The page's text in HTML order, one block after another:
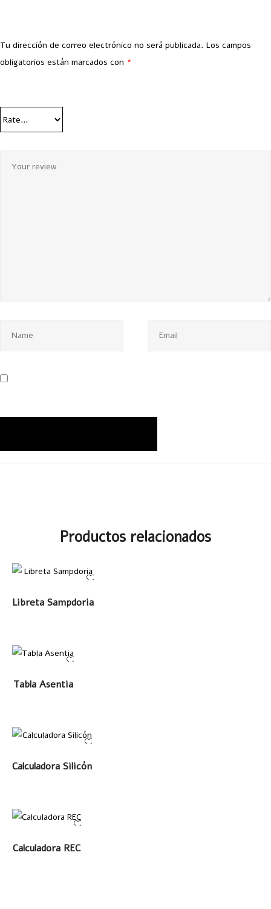
Tu dirección de correo electrónico no será publicada. Los campos
obligatorios están marcados con *
Productos relacionados
LEER MÁS
Libreta Sampdoria
LEER MÁS
Tabla Asentia
LEER MÁS
Calculadora Silicón
LEER MÁS
Calculadora REC